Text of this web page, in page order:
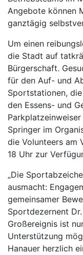
Angebote können
ganztägig
Um einen
die Stadt auf
Bürgerschaft.
für den Auf- und
Sportstationen,
den Essens- und
Springer im
die Volunteers am
18 Uhr zur
„Die
ausmacht:
gemeinsamer
Sportdezernent
Großereignis ist
Unterstützung
Hanauer herzlich